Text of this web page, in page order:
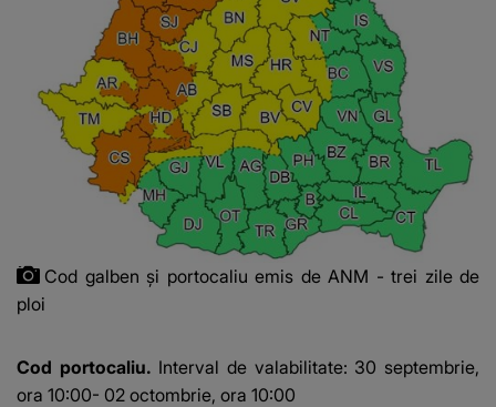
Cod galben și portocaliu emis de ANM - trei zile de
ploi
Cod portocaliu. Interval de valabilitate: 30 septembrie,
ora 10:00- 02 octombrie, ora 10:00